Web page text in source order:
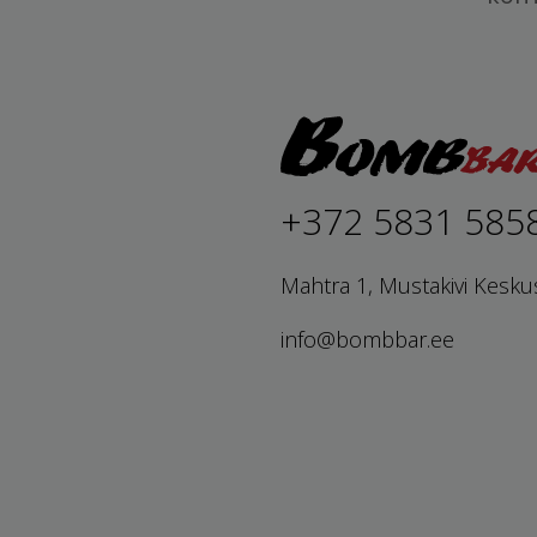
+372 5831
Mahtra 1, Mustakivi
info@bombbar.ee